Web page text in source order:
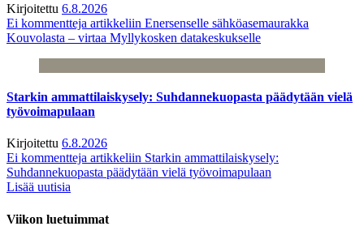
Kirjoitettu 6.8.2026
Ei kommentteja artikkeliin Enersenselle sähköasemaurakka
Kouvolasta – virtaa Myllykosken datakeskukselle
Starkin ammattilaiskysely: Suhdannekuopasta päädytään vielä
työvoimapulaan
Kirjoitettu 6.8.2026
Ei kommentteja artikkeliin Starkin ammattilaiskysely:
Suhdannekuopasta päädytään vielä työvoimapulaan
Lisää uutisia
Viikon luetuimmat